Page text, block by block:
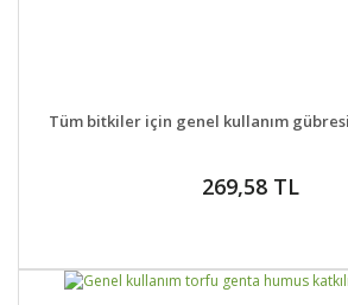
DETAYLAR
Tüm bitkiler için genel kullanım
269,58 TL